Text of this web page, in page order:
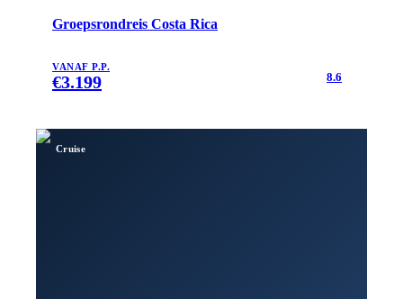
Groepsrondreis Costa Rica
VANAF P.P.
€3.199 8.6
Cruise